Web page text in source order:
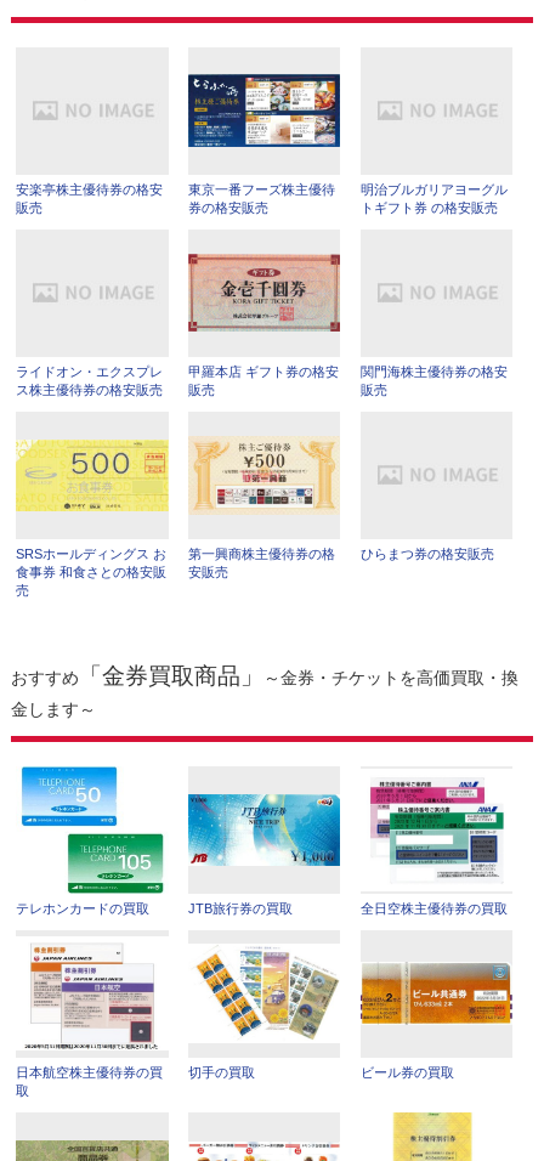
安楽亭株主優待券の格安
販売
東京一番フーズ株主優待
券の格安販売
明治ブルガリアヨーグル
トギフト券 の格安販売
ライドオン・エクスプレ
ス株主優待券の格安販売
甲羅本店 ギフト券の格安
販売
関門海株主優待券の格安
販売
SRSホールディングス お
食事券 和食さとの格安販
売
第一興商株主優待券の格
安販売
ひらまつ券の格安販売
おすすめ 「金券買取商品」
～金券・チケットを高価買取・換
金します～
テレホンカードの買取 JTB旅行券の買取 全日空株主優待券の買取
日本航空株主優待券の買
取
切手の買取 ビール券の買取